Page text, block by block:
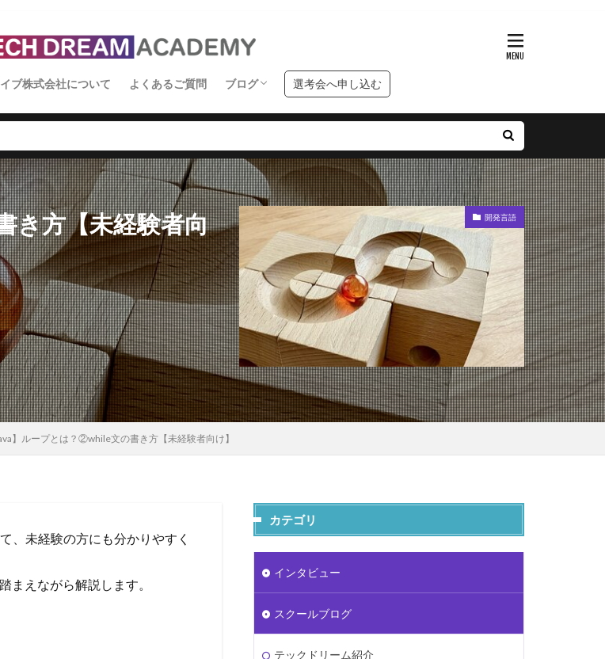
ブ株式会社について よくあるご質問 ブログ
インタビュー
スクールブログ
学習ブログ
選考会へ申し込む
き方【未経験者向
開発言語
】ループとは？②while文の書き方【未経験者向け】
、未経験の方にも分かりやすく
まえながら解説します。
カテゴリ
インタビュー
スクールブログ
テックドリーム紹介